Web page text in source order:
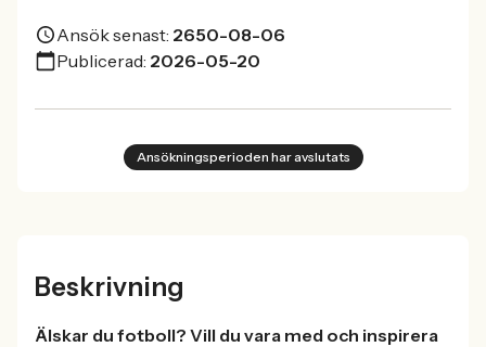
Ansök senast: 2650-08-06
Publicerad: 2026-05-20
Ansökningsperioden har avslutats
Beskrivning
Älskar du fotboll? Vill du vara med och inspirera